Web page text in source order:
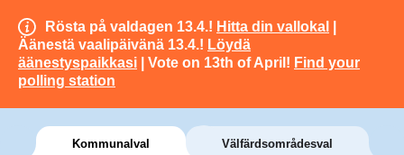
Rösta på valdagen 13.4.! Hitta din vallokal
Äänestä vaalipäivänä 13.4.! Löydä
äänestyspaikkasi | Vote on 13th of April! Find your
polling station
Kommunalval Välfärdsområdesval